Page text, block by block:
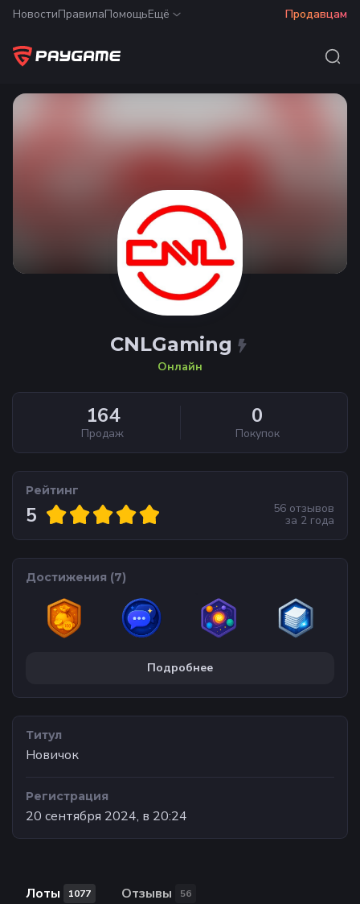
НовостиПравилаПомощьЕщё Продавцам
CNLGaming
Онлайн
164
Продаж
0
Покупок
Рейтинг
5 56 отзывов
за 2 года
Достижения (7)
Подробнее
Титул
Новичок
Регистрация
20 сентября 2024, в 20:24
Лоты 1077 Отзывы 56